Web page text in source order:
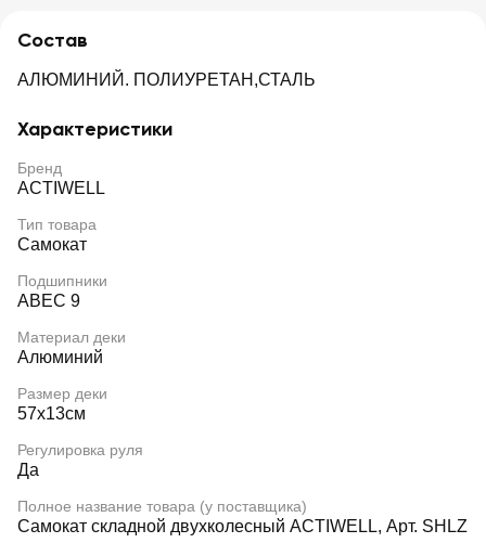
Состав
АЛЮМИНИЙ. ПОЛИУРЕТАН,СТАЛЬ
Характеристики
Бренд
ACTIWELL
Тип товара
Самокат
Подшипники
ABEC 9
Материал деки
Алюминий
Размер деки
57х13см
Регулировка руля
Да
Полное название товара (у поставщика)
Самокат складной двухколесный ACTIWELL, Арт. SHLZ